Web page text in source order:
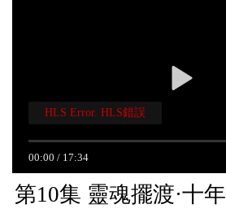
00:00 / 17:34
HLS Error. HLS錯誤
第10集 靈魂擺渡·十年